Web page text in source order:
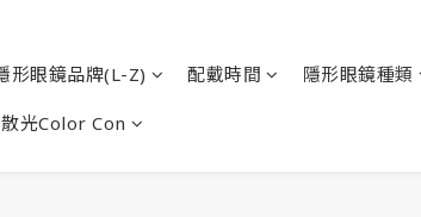
形眼鏡品牌(L-Z) 配戴時間 隱形眼鏡種類
散光Color Con